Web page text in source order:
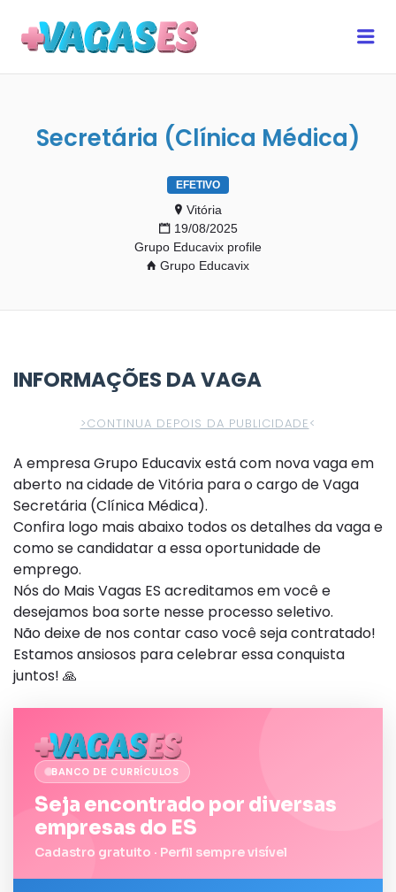
Secretária (Clínica Médica)
EFETIVO
Vitória
19/08/2025
Grupo Educavix profile
Grupo Educavix
INFORMAÇÕES DA VAGA
>CONTINUA DEPOIS DA PUBLICIDADE<
A empresa Grupo Educavix está com nova vaga em
aberto na cidade de Vitória para o cargo de Vaga
Secretária (Clínica Médica).
Confira logo mais abaixo todos os detalhes da vaga e
como se candidatar a essa oportunidade de
emprego.
Nós do Mais Vagas ES acreditamos em você e
desejamos boa sorte nesse processo seletivo.
Não deixe de nos contar caso você seja contratado!
Estamos ansiosos para celebrar essa conquista
juntos! 🙏
BANCO DE CURRÍCULOS
Seja encontrado por diversas
empresas do ES
Cadastro gratuito · Perfil sempre visível